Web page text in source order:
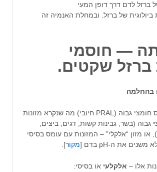
ברזל לדם דרך דופן המעי
ביולוגית של ברזל. ובמחלת האנמיה זה
— חוסמי
ברזל שקטים.
בהחלמה
מזונות עם עומס חומצי גבוה (PRAL חיובי) מה שנקרא מזונות
גבוה (בשר, גבינות קשות, דגים, ביצים,
או מזון “אלקלי” – המזונות עם עומס בסיסי
מקור].
אלו – אלקלעי או בסיסי: